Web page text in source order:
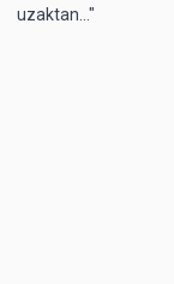
uzaktan..."